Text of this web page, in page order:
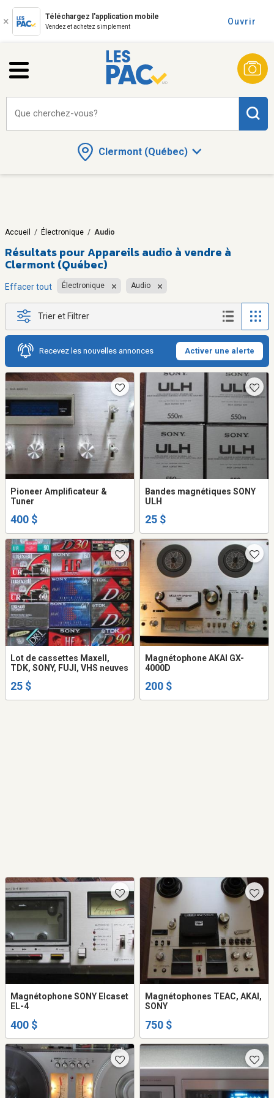
Téléchargez l'application mobile
Vendez et achetez simplement
Ouvrir
Clermont (Québec)
Que cherchez-vous?
Accueil / Électronique / Audio
Résultats pourAppareils audio à vendre à
Clermont (Québec)
Effacer tout Électronique Audio
Trier et Filtrer
Recevez les nouvelles annonces Activer une alerte
Pioneer Amplificateur &
Tuner
400 $
Bandes magnétiques SONY
ULH
25 $
Lot de cassettes Maxell,
TDK, SONY, FUJI, VHS neuves
25 $
Magnétophone AKAI GX-
4000D
200 $
Magnétophone SONY Elcaset
EL-4
400 $
Magnétophones TEAC, AKAI,
SONY
750 $